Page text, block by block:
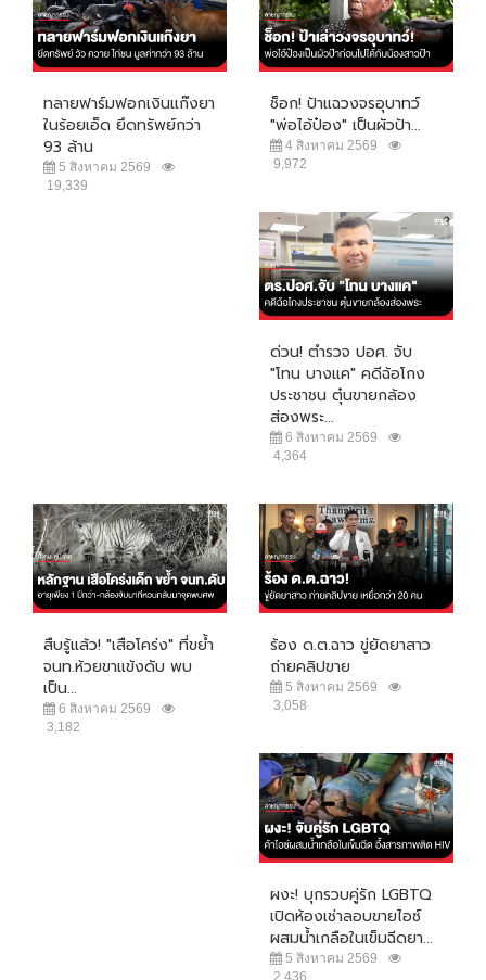
ทลายฟาร์มฟอกเงินแก๊งยา
ในร้อยเอ็ด ยึดทรัพย์กว่า
93 ล้าน
5 สิงหาคม 2569
19,339
ช็อก! ป้าแฉวงจรอุบาทว์
"พ่อไอ้ป๋อง" เป็นผัวป้า...
4 สิงหาคม 2569
9,972
ด่วน! ตำรวจ ปอศ. จับ
"โทน บางแค" คดีฉ้อโกง
ประชาชน ตุ๋นขายกล้อง
ส่องพระ...
6 สิงหาคม 2569
4,364
สืบรู้แล้ว! "เสือโคร่ง" ที่ขย้ำ
จนท.ห้วยขาแข้งดับ พบ
เป็น...
6 สิงหาคม 2569
3,182
ร้อง ด.ต.ฉาว ขู่ยัดยาสาว
ถ่ายคลิปขาย
5 สิงหาคม 2569
3,058
ผงะ! บุกรวบคู่รัก LGBTQ
เปิดห้องเช่าลอบขายไอซ์
ผสมน้ำเกลือในเข็มฉีดยา...
5 สิงหาคม 2569
2,436